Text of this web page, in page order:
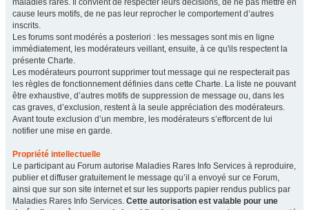
maladies rares. Il convient de respecter leurs décisions, de ne pas mettre en
cause leurs motifs, de ne pas leur reprocher le comportement d’autres
inscrits.
Les forums sont modérés a posteriori : les messages sont mis en ligne
immédiatement, les modérateurs veillant, ensuite, à ce qu'ils respectent la
présente Charte.
Les modérateurs pourront supprimer tout message qui ne respecterait pas
les règles de fonctionnement définies dans cette Charte. La liste ne pouvant
être exhaustive, d’autres motifs de suppression de message ou, dans les
cas graves, d’exclusion, restent à la seule appréciation des modérateurs.
Avant toute exclusion d’un membre, les modérateurs s’efforcent de lui
notifier une mise en garde.
Propriété intellectuelle
Le participant au Forum autorise Maladies Rares Info Services à reproduire,
publier et diffuser gratuitement le message qu’il a envoyé sur ce Forum,
ainsi que sur son site internet et sur les supports papier rendus publics par
Maladies Rares Info Services. Cette autorisation est valable pour une